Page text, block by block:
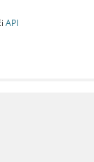
API